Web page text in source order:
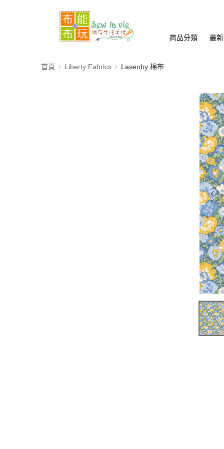
商品分類 最
首頁 Liberty Fabrics Lasenby 棉布